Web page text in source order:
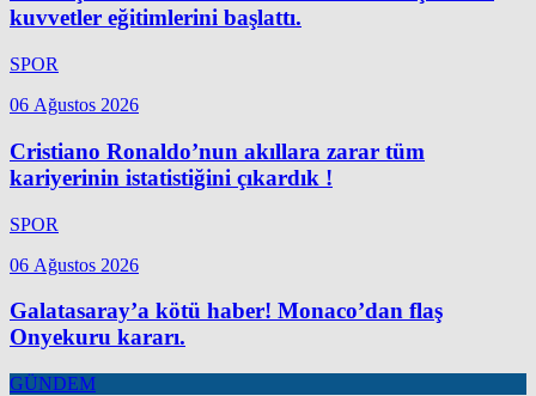
kuvvetler eğitimlerini başlattı.
SPOR
06 Ağustos 2026
Cristiano Ronaldo’nun akıllara zarar tüm
kariyerinin istatistiğini çıkardık !
SPOR
06 Ağustos 2026
Galatasaray’a kötü haber! Monaco’dan flaş
Onyekuru kararı.
GÜNDEM